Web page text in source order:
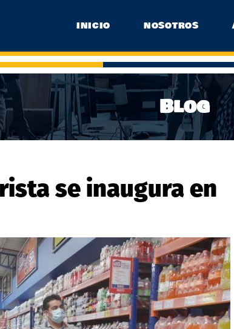
INICIO NOSOTROS
Blog
se inaugura en